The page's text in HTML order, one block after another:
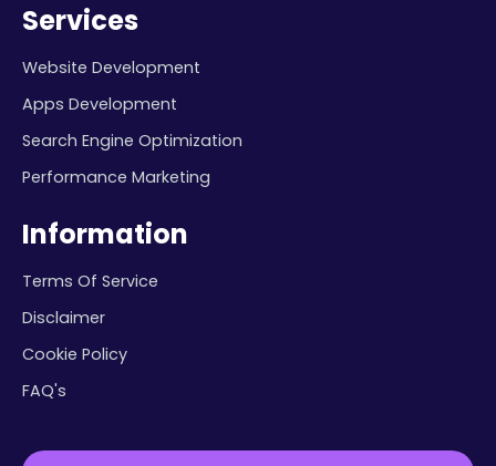
Services
Website Development
Apps Development
Search Engine Optimization
Performance Marketing
Information
Terms Of Service
Disclaimer
Cookie Policy
FAQ's